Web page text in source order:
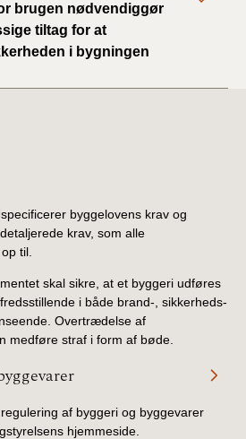
brugen nødvendiggør
tiltag for at
i bygningen
byggelovens krav og
krav, som alle
til.
skal sikre, at et byggeri udføres
i både brand-, sikkerheds-
Overtrædelse af
medføre straf i form af bøde.
af byggeri og byggevarer
hjemmeside.